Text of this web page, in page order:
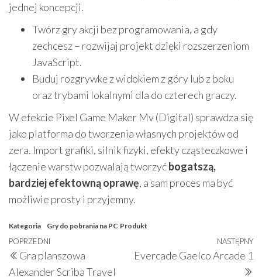
jednej koncepcji.
Twórz gry akcji bez programowania, a gdy
zechcesz – rozwijaj projekt dzięki rozszerzeniom
JavaScript.
Buduj rozgrywkę z widokiem z góry lub z boku
oraz trybami lokalnymi dla do czterech graczy.
W efekcie Pixel Game Maker Mv (Digital) sprawdza się
jako platforma do tworzenia własnych projektów od
zera. Import grafiki, silnik fizyki, efekty cząsteczkowe i
łączenie warstw pozwalają tworzyćbogatszą,
bardziej efektowną oprawę, a sam proces ma być
możliwie prosty i przyjemny.
Kategoria Gry do pobrania na PC Produkt
Nawigacja
wpisu
Poprzedni
wpis
POPRZEDNI
Gra planszowa
Alexander Scriba Travel
NASTĘPNY
Evercade Gaelco Arcade 1